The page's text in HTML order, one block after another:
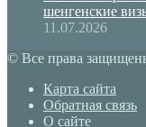
шенгенские
11.07.2026
© Все права
Карта сайта
Обратная связь
О сайте